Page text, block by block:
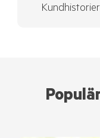
Kundhistorier